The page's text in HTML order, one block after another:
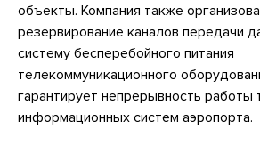
объекты. Компания также
резервирование каналов передачи
систему бесперебойного питания
телекоммуникационного
гарантирует непрерывность работы
информационных систем аэропорта.